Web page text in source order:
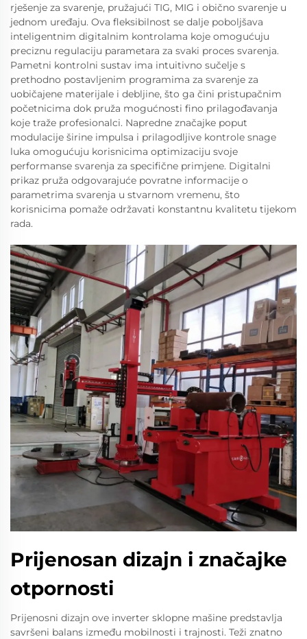
rješenje za svarenje, pružajući TIG, MIG i obično svarenje u
jednom uređaju. Ova fleksibilnost se dalje poboljšava
inteligentnim digitalnim kontrolama koje omogućuju
preciznu regulaciju parametara za svaki proces svarenja.
Pametni kontrolni sustav ima intuitivno sučelje s
prethodno postavljenim programima za svarenje za
uobičajene materijale i debljine, što ga čini pristupačnim
početnicima dok pruža mogućnosti fino prilagođavanja
koje traže profesionalci. Napredne značajke poput
modulacije širine impulsa i prilagodljive kontrole snage
luka omogućuju korisnicima optimizaciju svoje
performanse svarenja za specifične primjene. Digitalni
prikaz pruža odgovarajuće povratne informacije o
parametrima svarenja u stvarnom vremenu, što
korisnicima pomaže održavati konstantnu kvalitetu tijekom
rada.
Prijenosan dizajn i značajke
otpornosti
Prijenosni dizajn ove inverter sklopne mašine predstavlja
savršeni balans između mobilnosti i trajnosti. Teži znatno